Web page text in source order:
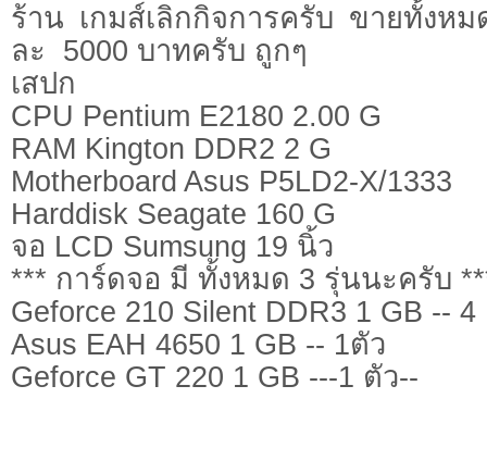
ร้าน เกมส์เลิกกิจการครับ ขายทั้งห
ละ 5000 บาทครับ ถูกๆ
เสปก
CPU Pentium E2180 2.00 G
RAM Kington DDR2 2 G
Motherboard Asus P5LD2-X/1333
Harddisk Seagate 160 G
จอ LCD Sumsung 19 นิ้ว
*** การ์ดจอ มี ทั้งหมด 3 รุ่นนะครับ
Geforce 210 Silent DDR3 1 GB -- 4
Asus EAH 4650 1 GB -- 1ตัว
Geforce GT 220 1 GB ---1 ตัว--